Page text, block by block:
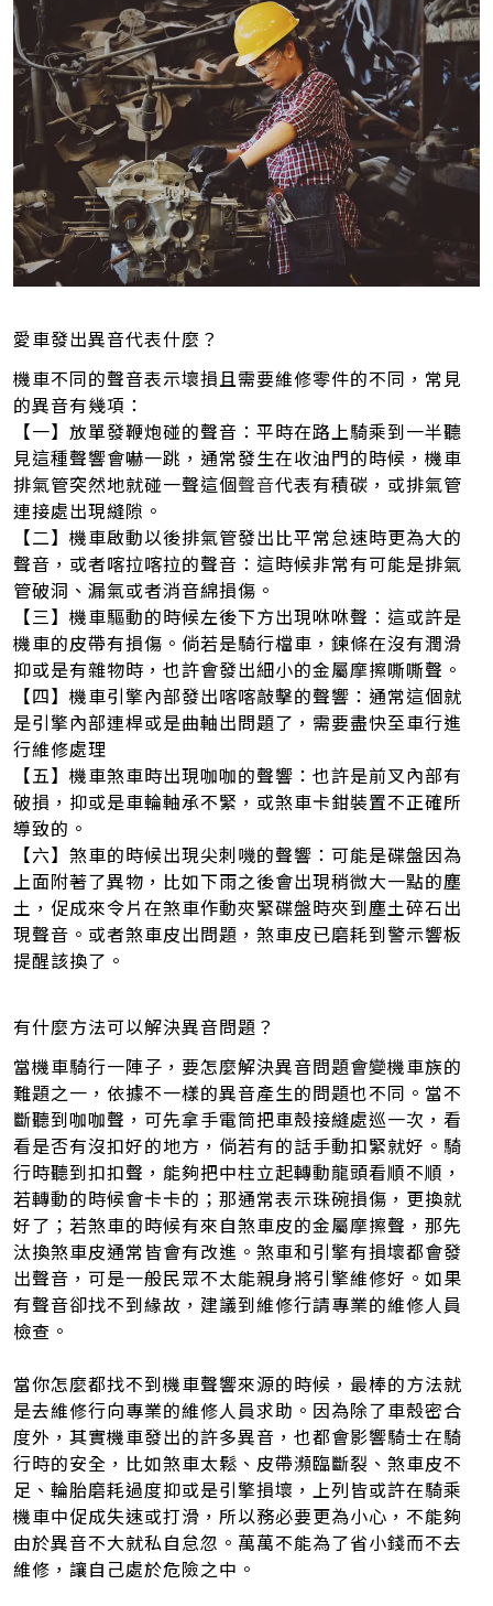
愛車發出異音代表什麼？
機車不同的聲音表示壞損且需要維修零件的不同，常見
的異音有幾項：
【一】放單發鞭炮碰的聲音：平時在路上騎乘到一半聽
見這種聲響會嚇一跳，通常發生在收油門的時候，機車
排氣管突然地就碰一聲這個聲音代表有積碳，或排氣管
連接處出現縫隙。
【二】機車啟動以後排氣管發出比平常怠速時更為大的
聲音，或者喀拉喀拉的聲音：這時候非常有可能是排氣
管破洞、漏氣或者消音綿損傷。
【三】機車驅動的時候左後下方出現咻咻聲：這或許是
機車的皮帶有損傷。倘若是騎行檔車，鍊條在沒有潤滑
抑或是有雜物時，也許會發出細小的金屬摩擦嘶嘶聲。
【四】機車引擎內部發出喀喀敲擊的聲響：通常這個就
是引擎內部連桿或是曲軸出問題了，需要盡快至車行進
行維修處理
【五】機車煞車時出現咖咖的聲響：也許是前叉內部有
破損，抑或是車輪軸承不緊，或煞車卡鉗裝置不正確所
導致的。
【六】煞車的時候出現尖刺嘰的聲響：可能是碟盤因為
上面附著了異物，比如下雨之後會出現稍微大一點的塵
土，促成來令片在煞車作動夾緊碟盤時夾到塵土碎石出
現聲音。或者煞車皮出問題，煞車皮已磨耗到警示響板
提醒該換了。
有什麼方法可以解決異音問題？
當機車騎行一陣子，要怎麼解決異音問題會變機車族的
難題之一，依據不一樣的異音產生的問題也不同。當不
斷聽到咖咖聲，可先拿手電筒把車殼接縫處巡一次，看
看是否有沒扣好的地方，倘若有的話手動扣緊就好。騎
行時聽到扣扣聲，能夠把中柱立起轉動龍頭看順不順，
若轉動的時候會卡卡的；那通常表示珠碗損傷，更換就
好了；若煞車的時候有來自煞車皮的金屬摩擦聲，那先
汰換煞車皮通常皆會有改進。煞車和引擎有損壞都會發
出聲音，可是一般民眾不太能親身將引擎維修好。如果
有聲音卻找不到緣故，建議到維修行請專業的維修人員
檢查。
當你怎麼都找不到機車聲響來源的時候，最棒的方法就
是去維修行向專業的維修人員求助。因為除了車殼密合
度外，其實機車發出的許多異音，也都會影響騎士在騎
行時的安全，比如煞車太鬆、皮帶瀕臨斷裂、煞車皮不
足、輪胎磨耗過度抑或是引擎損壞，上列皆或許在騎乘
機車中促成失速或打滑，所以務必要更為小心，不能夠
由於異音不大就私自怠忽。萬萬不能為了省小錢而不去
維修，讓自己處於危險之中。